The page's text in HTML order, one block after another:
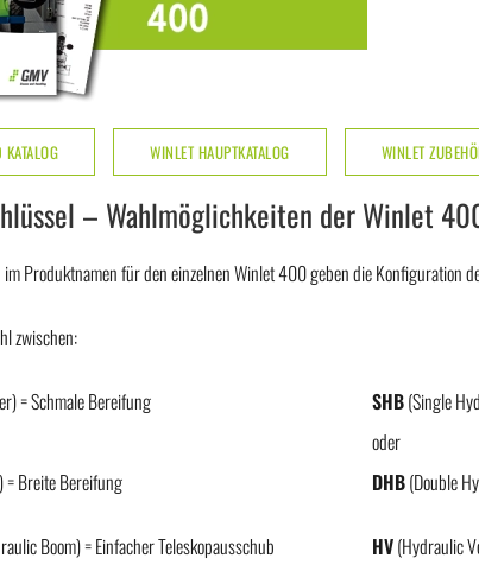
WINLET HAUPTKATALOG WINLET
– Wahlmöglichkeiten der Winlet
Produktnamen für den einzelnen Winlet 400 geben die Konfiguration
zwischen:
= Schmale Bereifung
= Breite Bereifung
Boom) = Einfacher Teleskopausschub
SHB(Single
oder
DHB(Double
HV(Hydraulic